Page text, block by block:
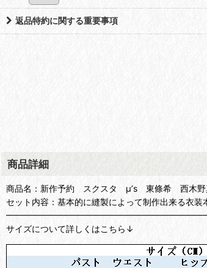
返品特約に関する重要事項
商品詳細
商品名：新作予約 スクスタ μ’s 東條希 西木
セット内容：基本的に縫製によって制作出来る衣装
サイズについて詳しくはこちら↓